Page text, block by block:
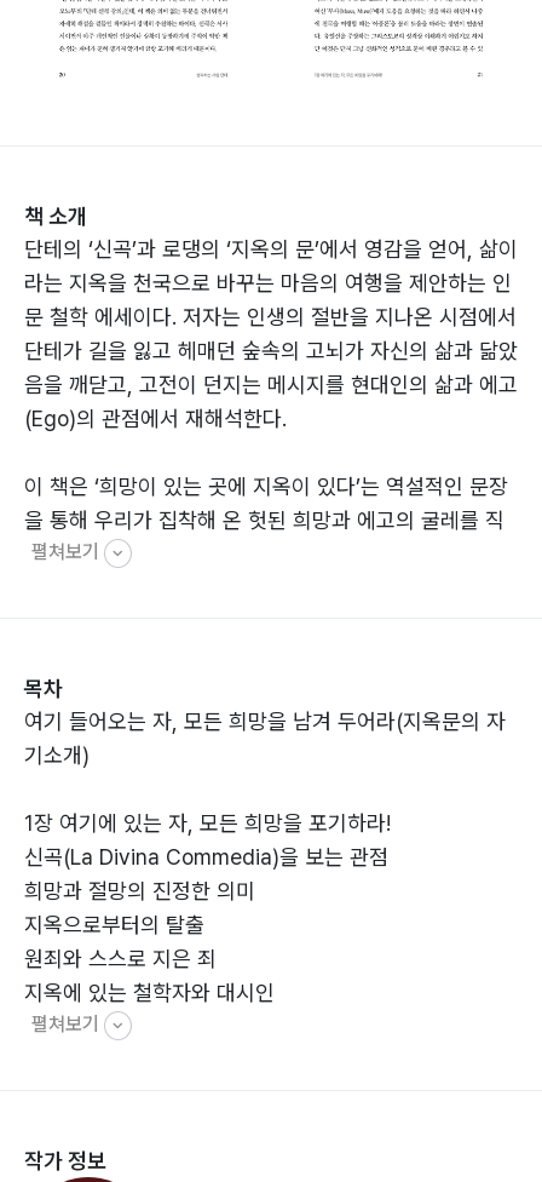
책 소개
단테의 ‘신곡’과 로댕의 ‘지옥의 문’에서 영감을 얻어, 삶이
라는 지옥을 천국으로 바꾸는 마음의 여행을 제안하는 인
문 철학 에세이다. 저자는 인생의 절반을 지나온 시점에서
단테가 길을 잃고 헤매던 숲속의 고뇌가 자신의 삶과 닮았
음을 깨닫고, 고전이 던지는 메시지를 현대인의 삶과 에고
(Ego)의 관점에서 재해석한다.
이 책은 ‘희망이 있는 곳에 지옥이 있다’는 역설적인 문장
을 통해 우리가 집착해 온 헛된 희망과 에고의 굴레를 직
시하게 한다. 지옥문의 자기소개인 “여기 들어오는 자, 모
업장 소멸이라는 주제를 통해 지옥 같은 현실에서 탈출하
는 구체적인 마음의 경로를 제시한다.
가 전하는 최상의 행복에 관한 기록이다. 저자는 위대한
시인 단테를 비판하거나 폄훼하는 대신, 그가 남긴 영감을
빌려 자신만의 방식으로 ‘천국을 확인하려 할 필요조차 없
는 자유’에 대해 이야기한다. 삶의 무게에 짓눌려 길을 잃
었다고 느끼는 이들에게, 이 책은 이미 우리 안에 존재했
던 자유와 행복을 다시 알아차리게 돕는 다정한 등불이 되
어 줄 것이다.
펼쳐보기
목차
여기 들어오는 자, 모든 희망을 남겨 두어라(지옥문의 자
기소개)
1장 여기에 있는 자, 모든 희망을 포기하라!
신곡(La Divina Commedia)을 보는 관점
희망과 절망의 진정한 의미
지옥으로부터의 탈출
원죄와 스스로 지은 죄
지옥에 있는 철학자와 대시인
에고에 머물러 있는 자
예수의 깨달음
펼쳐보기
작가 정보